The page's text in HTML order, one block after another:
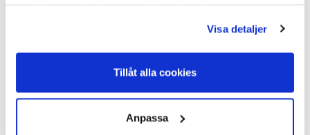
Visa detaljer
Tillåt alla cookies
Anpassa
Märkband för nöt Skrivbara Grön 10-pack
Varumärke: Willab AB